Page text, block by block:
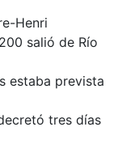
Henri
salió de Río
estaba prevista
tres días